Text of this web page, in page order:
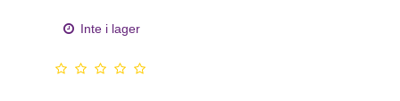
Inte i lager